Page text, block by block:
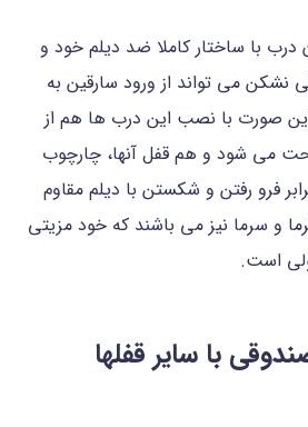
با ساختار کاملا ضد دیلم خود و
می تواند از ورود سارقین به
صورت با نصب این درب ها هم از
می شود و هم قفل آنها، چارچوب
فرو رفتن و شکستن با دیلم مقاوم
و سرما نیز می باشند که خود مزیتی
است.
با سایر قفلها